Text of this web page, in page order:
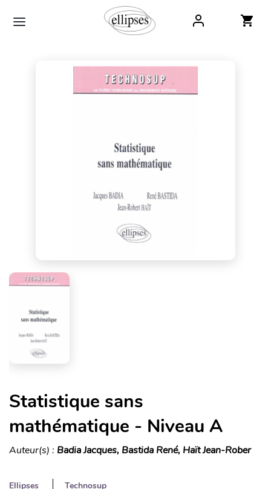
Statistique sans
mathématique - Niveau A
Auteur(s) : Badia Jacques, Bastida René, Haït Jean-Rober
Ellipses
Technosup